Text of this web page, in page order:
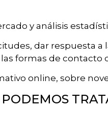
y análisis
dar respuesta a
formas de contacto
online, sobre